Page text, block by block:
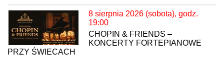
8 sierpnia 2026 (sobota), godz.
19:00
CHOPIN & FRIENDS –
KONCERTY FORTEPIANOWE
PRZY ŚWIECACH